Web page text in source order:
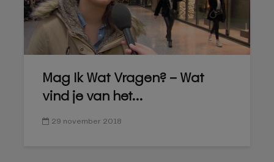
Mag Ik Wat Vragen? – Wat
vind je van het...
29 november 2018